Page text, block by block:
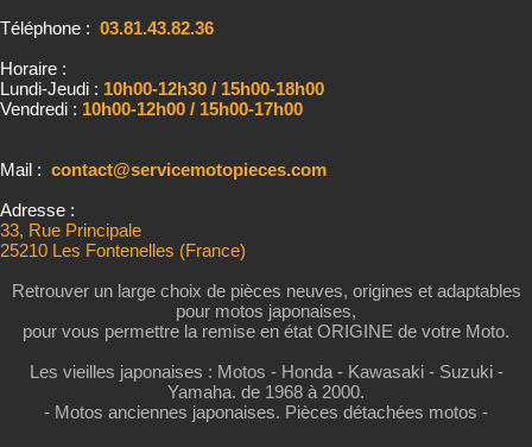
Téléphone : 03.81.43.82.36
Horaire :
Lundi-Jeudi : 10h00-12h30 / 15h00-18h00
Vendredi : 10h00-12h00 / 15h00-17h00
Mail : contact@servicemotopieces.com
Adresse :
33, Rue Principale
25210 Les Fontenelles (France)
Retrouver un large choix de pièces neuves, origines et adaptables
pour motos japonaises,
pour vous permettre la remise en état ORIGINE de votre Moto.
Les vieilles japonaises : Motos - Honda - Kawasaki - Suzuki -
Yamaha. de 1968 à 2000.
- Motos anciennes japonaises. Pièces détachées motos -